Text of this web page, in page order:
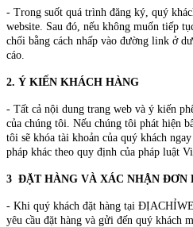
- Trong suốt quá trình đăng ký, quý
website. Sau đó, nếu không muốn tiếp
chối bằng cách nhấp vào đường link ở
cáo.
2. Ý KIẾN KHÁCH HÀNG
- Tất cả nội dung trang web và ý kiến
của chúng tôi. Nếu chúng tôi phát hiện
tôi sẽ khóa tài khoản của quý khách
pháp khác theo quy định của pháp luật
3 ĐẶT HÀNG VÀ XÁC NHẬN ĐƠN
- Khi quý khách đặt hàng tại
yêu cầu đặt hàng và gửi đến quý khách